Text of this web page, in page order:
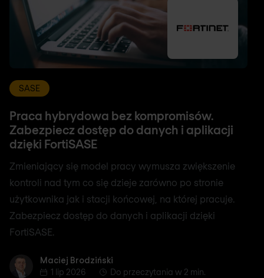
SASE
Praca hybrydowa bez kompromisów.
Zabezpiecz dostęp do danych i aplikacji
dzięki FortiSASE
Zmieniający się model pracy wymusza zwiększenie
kontroli nad tym co się dzieje zarówno po stronie
użytkownika jak i stacji końcowej, na której pracuje.
Zabezpiecz dostęp do danych i aplikacji dzięki
FortiSASE.
Maciej Brodziński
Maciej Brodziński
1 lip 2026
Do przeczytania w 2 min.